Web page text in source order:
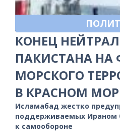
КОНЕЦ
ПАКИСТАНА НА
МОРСКОГО
В КРАСНОМ
Исламабад жестко
поддерживаемых Ираном
к самообороне